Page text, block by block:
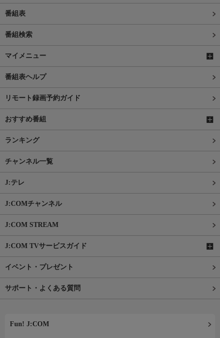
番組表
番組検索
マイメニュー
番組表ヘルプ
リモート録画予約ガイド
おすすめ番組
ランキング
チャンネル一覧
J:テレ
J:COMチャンネル
J:COM STREAM
J:COM TVサービスガイド
イベント・プレゼント
サポート・よくある質問
Fun! J:COM